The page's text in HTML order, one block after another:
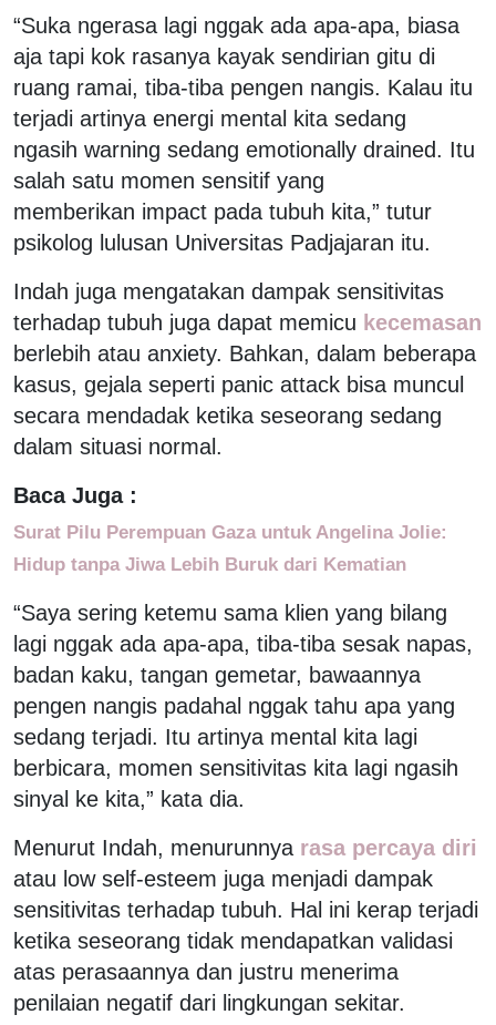
“Suka ngerasa lagi nggak ada apa-apa, biasa
aja tapi kok rasanya kayak sendirian gitu di
ruang ramai, tiba-tiba pengen nangis. Kalau itu
terjadi artinya energi mental kita sedang
ngasih warning sedang emotionally drained. Itu
salah satu momen sensitif yang
memberikan impact pada tubuh kita,” tutur
psikolog lulusan Universitas Padjajaran itu.
Indah juga mengatakan dampak sensitivitas
terhadap tubuh juga dapat memicu kecemasan
berlebih atau anxiety. Bahkan, dalam beberapa
kasus, gejala seperti panic attack bisa muncul
secara mendadak ketika seseorang sedang
dalam situasi normal.
Baca Juga :
Surat Pilu Perempuan Gaza untuk Angelina Jolie:
Hidup tanpa Jiwa Lebih Buruk dari Kematian
“Saya sering ketemu sama klien yang bilang
lagi nggak ada apa-apa, tiba-tiba sesak napas,
badan kaku, tangan gemetar, bawaannya
pengen nangis padahal nggak tahu apa yang
sedang terjadi. Itu artinya mental kita lagi
berbicara, momen sensitivitas kita lagi ngasih
sinyal ke kita,” kata dia.
Menurut Indah, menurunnya rasa percaya diri
atau low self-esteem juga menjadi dampak
sensitivitas terhadap tubuh. Hal ini kerap terjadi
ketika seseorang tidak mendapatkan validasi
atas perasaannya dan justru menerima
penilaian negatif dari lingkungan sekitar.